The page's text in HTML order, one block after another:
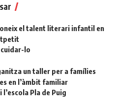
el talent literari infantil en
lo
un taller per a famílies
en l’àmbit familiar
Pla de Puig